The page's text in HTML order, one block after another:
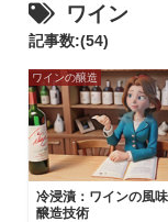
ワイン
記事数:(54)
ワインの醸造
冷浸漬：ワインの風
醸造技術